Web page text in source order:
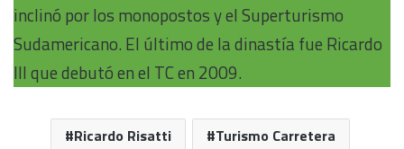
inclinó por los monopostos y el Superturismo
Sudamericano. El último de la dinastía fue Ricardo
III que debutó en el TC en 2009.
Ricardo Risatti Turismo Carretera